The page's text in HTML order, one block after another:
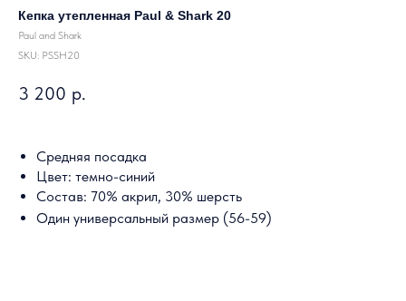
Кепка утепленная Paul & Shark 20
Paul and Shark
SKU: PSSH20
3 200 р.
Средняя посадка
Цвет: темно-синий
Состав: 70% акрил, 30% шерсть
Один универсальный размер (56-59)